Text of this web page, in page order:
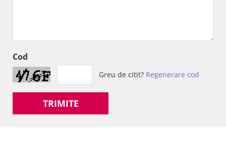
Cod
Greu de citit? Regenerare cod
TRIMITE